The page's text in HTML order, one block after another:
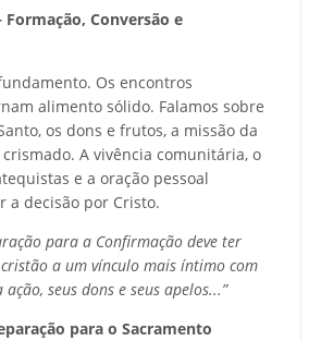
Conversão e
Os encontros
alimento sólido. Falamos sobre
os dons e frutos, a missão da
A vivência comunitária, o
e a oração pessoal
a decisão por Cristo.
para a Confirmação deve ter
a um vínculo mais íntimo com
seus dons e seus apelos...”
para o Sacramento